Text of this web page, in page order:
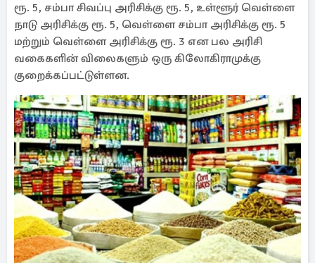
ரூ. 5, சம்பா சிவப்பு அரிசிக்கு ரூ. 5, உள்ளூர் வெள்ளை
நாடு அரிசிக்கு ரூ. 5, வெள்ளை சம்பா அரிசிக்கு ரூ. 5
மற்றும் வெள்ளை அரிசிக்கு ரூ. 3 என பல அரிசி
வகைகளின் விலைகளும் ஒரு கிலோகிராமுக்கு
குறைக்கப்பட்டுள்ளன.